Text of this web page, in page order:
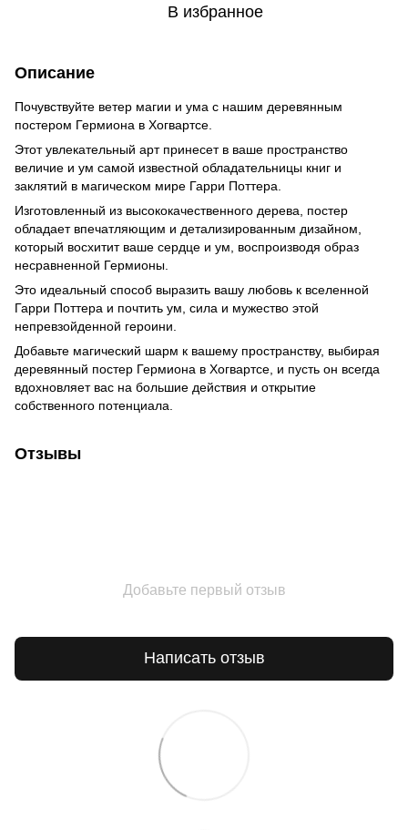
В избранное
Описание
Почувствуйте ветер магии и ума с нашим деревянным
постером Гермиона в Хогвартсе.
Этот увлекательный арт принесет в ваше пространство
величие и ум самой известной обладательницы книг и
заклятий в магическом мире Гарри Поттера.
Изготовленный из высококачественного дерева, постер
обладает впечатляющим и детализированным дизайном,
который восхитит ваше сердце и ум, воспроизводя образ
несравненной Гермионы.
Это идеальный способ выразить вашу любовь к вселенной
Гарри Поттера и почтить ум, сила и мужество этой
непревзойденной героини.
Добавьте магический шарм к вашему пространству, выбирая
деревянный постер Гермиона в Хогвартсе, и пусть он всегда
вдохновляет вас на большие действия и открытие
собственного потенциала.
Отзывы
Добавьте первый отзыв
Написать отзыв